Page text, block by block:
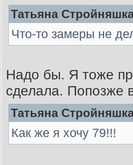
Татьяна
Что-то замеры не
Надо бы. Я тоже
сделала. Попозже
Татьяна
Как же я хочу 79!!!